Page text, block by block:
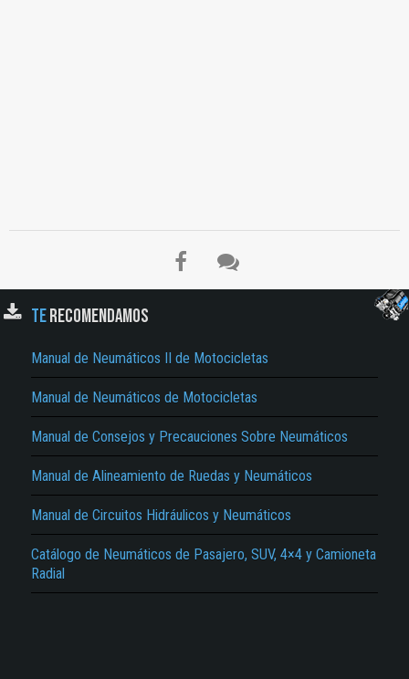
TERECOMENDAMOS
Manual de Neumáticos II de Motocicletas
Manual de Neumáticos de Motocicletas
Manual de Consejos y Precauciones Sobre Neumáticos
Manual de Alineamiento de Ruedas y Neumáticos
Manual de Circuitos Hidráulicos y Neumáticos
Catálogo de Neumáticos de Pasajero, SUV, 4×4 y Camioneta
Radial
El Título es incorrecto según el contenido.
Texto o Imagen de portada son erróneos.
No carga o no se visualiza el contenido.
Reportar otro tipo de error...